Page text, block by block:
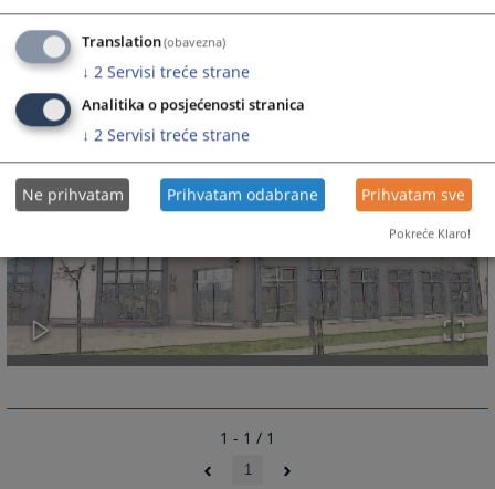
1 - 1 / 1
1
Translation(obavezna)
↓ 2 Servisi treće strane
Analitika o posjećenosti stranica
↓ 2 Servisi treće strane
Ne prihvatam Prihvatam odabrane Prihvatam sve
Pokreće Klaro!